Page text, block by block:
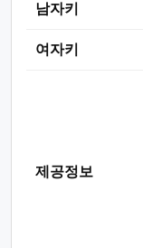
남자키
여자키
제공정보